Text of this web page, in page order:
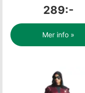
289:-
Mer info »